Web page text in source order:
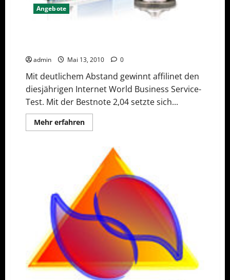
Angebote
admin Mai 13, 2010 0
Mit deutlichem Abstand gewinnt affilinet den
diesjährigen Internet World Business Service-
Test. Mit der Bestnote 2,04 setzte sich...
Mehr erfahrenMehr
Informationen
Agenturen
wählen
affilinet
zum
besten
Affiliate-
Netzwerk